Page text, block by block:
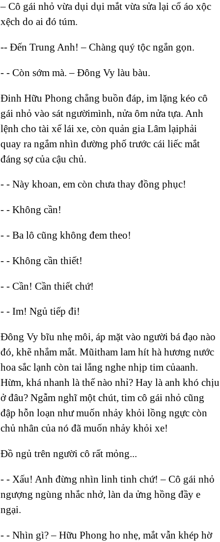
– Cô gái nhỏ vừa dụi dụi mắt vừa sửa lại cổ áo xộc
xệch do ai đó túm.
-- Đến Trung Anh! – Chàng quý tộc ngắn gọn.
- - Còn sớm mà. – Đông Vy làu bàu.
Đinh Hữu Phong chẳng buồn đáp, im lặng kéo cô
gái nhỏ vào sát ngườimình, nửa ôm nửa tựa. Anh
lệnh cho tài xế lái xe, còn quản gia Lâm lạiphải
quay ra ngắm nhìn đường phố trước cái liếc mắt
đáng sợ của cậu chủ.
- - Này khoan, em còn chưa thay đồng phục!
- - Không cần!
- - Ba lô cũng không đem theo!
- - Không cần thiết!
- - Cần! Cần thiết chứ!
- - Im! Ngủ tiếp đi!
Đông Vy bĩu nhẹ môi, áp mặt vào người bá đạo nào
đó, khẽ nhắm mắt. Mũitham lam hít hà hương nước
hoa sắc lạnh còn tai lắng nghe nhịp tim củaanh.
Hừm, khá nhanh là thế nào nhỉ? Hay là anh khó chịu
ở đâu? Ngẫm nghĩ một chút, tim cô gái nhỏ cũng
đập hỗn loạn như muốn nhảy khỏi lồng ngực còn
chủ nhân của nó đã muốn nhảy khỏi xe!
Đồ ngủ trên người cô rất mỏng...
- - Xấu! Anh đừng nhìn linh tinh chứ! – Cô gái nhỏ
ngượng ngùng nhắc nhở, làn da ửng hồng đầy e
ngại.
- - Nhìn gì? – Hữu Phong ho nhẹ, mắt vẫn khép hờ